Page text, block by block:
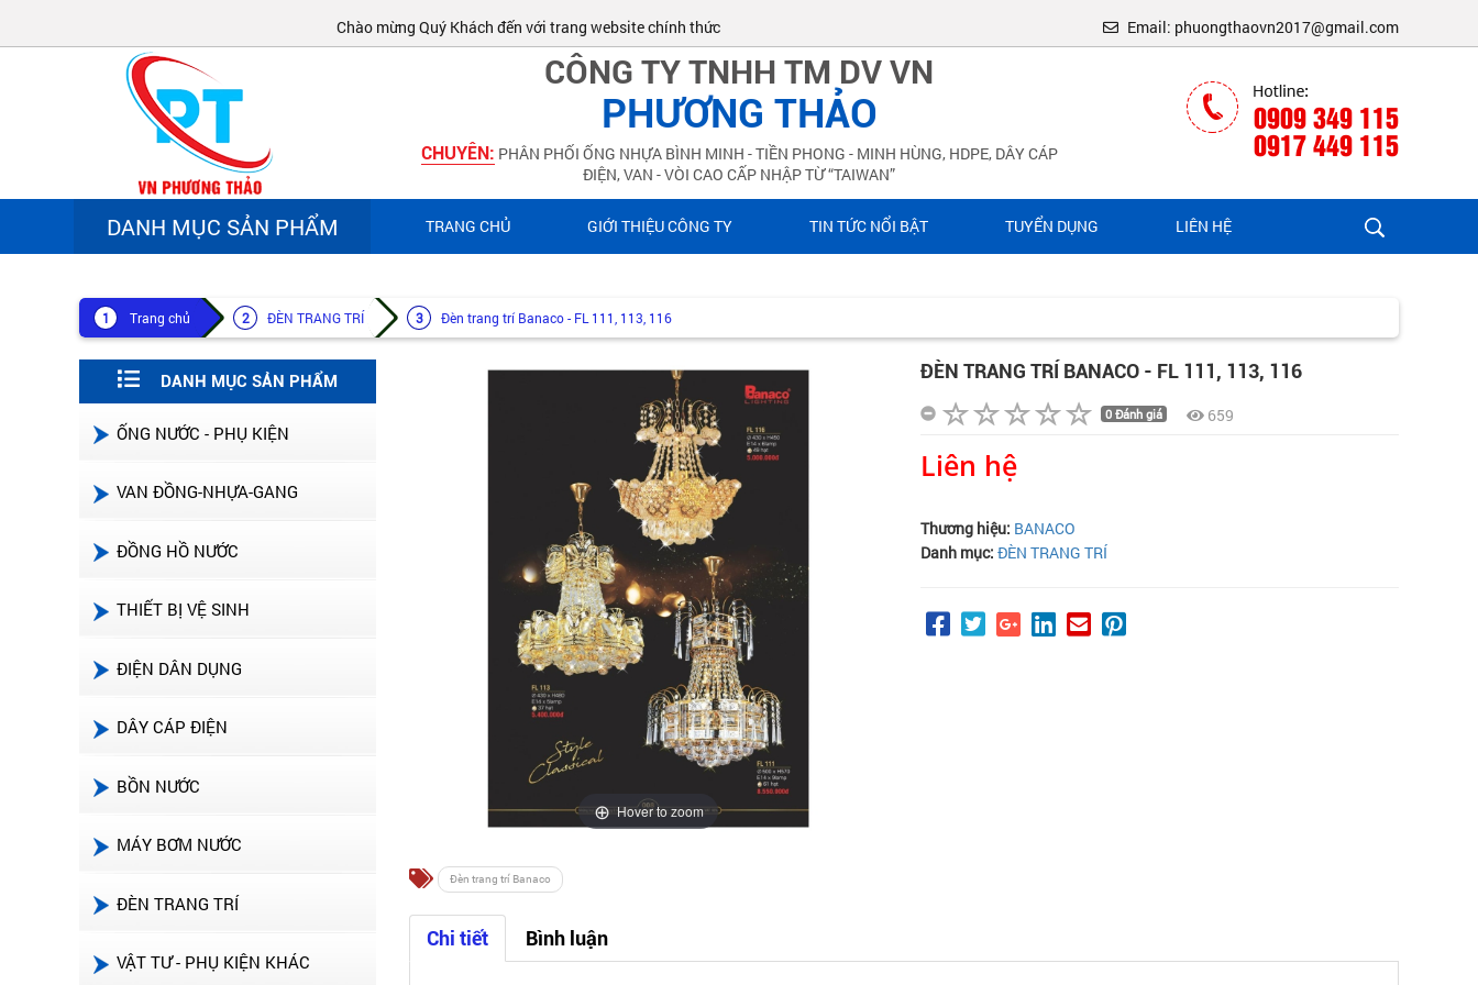
Chào mừng Quý Khách đến với trang website chính thức của ĐIỆN NƯỚC PHƯƠNG THẢO! Email: phuongthaovn2017@gmail.com
CÔNG TY TNHH TM DV VN
PHƯƠNG THẢO
CHUYÊN: PHÂN PHỐI ỐNG NHỰA BÌNH MINH - TIỀN PHONG - MINH HÙNG, HDPE, DÂY CÁP
ĐIỆN, VAN - VÒI CAO CẤP NHẬP TỪ “TAIWAN”
0909 349 115
0917 449 115
DANH MỤC SẢN PHẨM TRANG CHỦ GIỚI THIỆU CÔNG TY TIN TỨC NỔI BẬT TUYỂN DỤNG LIÊN HỆ
Trang chủ ĐÈN TRANG TRÍ Đèn trang trí Banaco - FL 111, 113, 116
DANH MỤC SẢN PHẨM
ỐNG NƯỚC - PHỤ KIỆN
VAN ĐỒNG-NHỰA-GANG
ĐỒNG HỒ NƯỚC
THIẾT BỊ VỆ SINH
ĐIỆN DÂN DỤNG
DÂY CÁP ĐIỆN
BỒN NƯỚC
MÁY BƠM NƯỚC
ĐÈN TRANG TRÍ
VẬT TƯ - PHỤ KIỆN KHÁC
Hover to zoom
ĐÈN TRANG TRÍ BANACO - FL 111, 113, 116
0 Đánh giá 659
Liên hệ
Thương hiệu: BANACO
Danh mục: ĐÈN TRANG TRÍ
Đèn trang trí Banaco
Chi tiết Bình luận